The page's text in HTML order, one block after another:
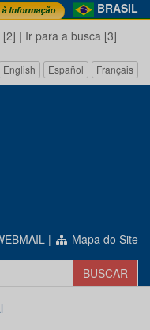
BRASIL
| Ir para a busca [3]
English Español Français
| Mapa do Site